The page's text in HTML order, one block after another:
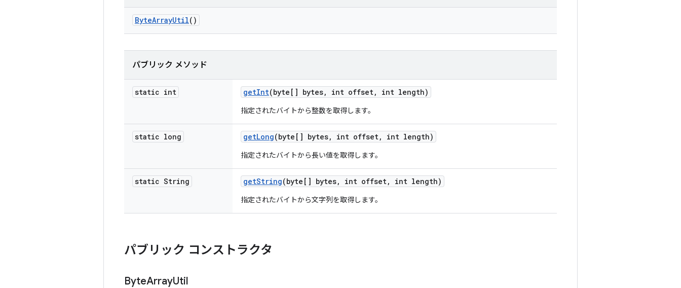
ByteArrayUtil()
パブリック メソッド
static int getInt(byte[] bytes, int offset, int length)
指定されたバイトから整数を取得します。
static long getLong(byte[] bytes, int offset, int length)
指定されたバイトから長い値を取得します。
static String getString(byte[] bytes, int offset, int length)
指定されたバイトから文字列を取得します。
パブリック コンストラクタ
ByteArrayUtil